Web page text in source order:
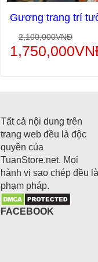
Thêm vào
2,100,000VNĐ
1,750,000
Tất cả nội dung trên
trang web đều là độc
quyền của
TuanStore.net. Mọi
hành vi sao chép đều là
phạm pháp.
FACEBOOK